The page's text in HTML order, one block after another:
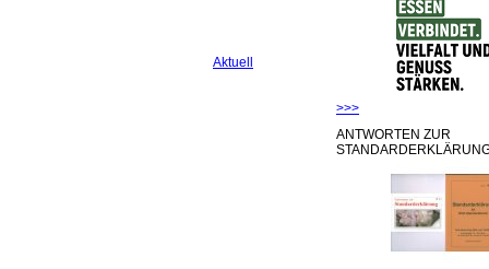
Aktuell
>>>
ANTWORTEN ZUR